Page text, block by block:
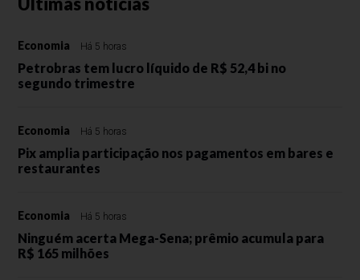
Economia Há 5 horas
Petrobras tem lucro líquido de R$ 52,4 bi no
segundo trimestre
Economia Há 5 horas
Pix amplia participação nos pagamentos em bares e
restaurantes
Economia Há 5 horas
Ninguém acerta Mega-Sena; prêmio acumula para
R$ 165 milhões